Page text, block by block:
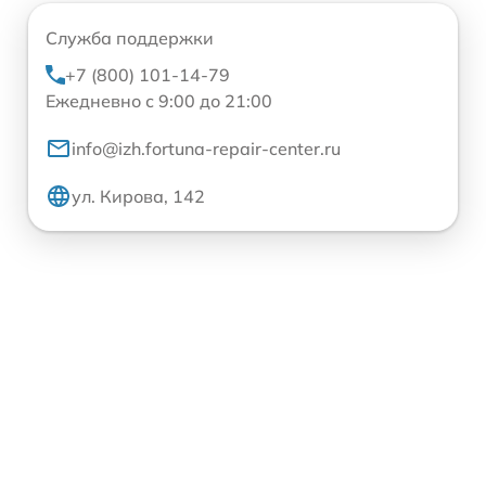
Служба поддержки
+7 (800) 101-14-79
Ежедневно с 9:00 до 21:00
info@izh.fortuna-repair-center.ru
ул. Кирова, 142